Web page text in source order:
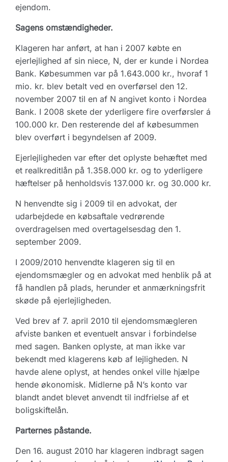
ejendom.
Sagens omstændigheder.
Klageren har anført, at han i 2007 købte en
ejerlejlighed af sin niece, N, der er kunde i Nordea
Bank. Købesummen var på 1.643.000 kr., hvoraf 1
mio. kr. blev betalt ved en overførsel den 12.
november 2007 til en af N angivet konto i Nordea
Bank. I 2008 skete der yderligere fire overførsler á
100.000 kr. Den resterende del af købesummen
blev overført i begyndelsen af 2009.
Ejerlejligheden var efter det oplyste behæftet med
et realkreditlån på 1.358.000 kr. og to yderligere
hæftelser på henholdsvis 137.000 kr. og 30.000 kr.
N henvendte sig i 2009 til en advokat, der
udarbejdede en købsaftale vedrørende
overdragelsen med overtagelsesdag den 1.
september 2009.
I 2009/2010 henvendte klageren sig til en
ejendomsmægler og en advokat med henblik på at
få handlen på plads, herunder et anmærkningsfrit
skøde på ejerlejligheden.
Ved brev af 7. april 2010 til ejendomsmægleren
afviste banken et eventuelt ansvar i forbindelse
med sagen. Banken oplyste, at man ikke var
bekendt med klagerens køb af lejligheden. N
havde alene oplyst, at hendes onkel ville hjælpe
hende økonomisk. Midlerne på N’s konto var
blandt andet blevet anvendt til indfrielse af et
boligskiftelån.
Parternes påstande.
Den 16. august 2010 har klageren indbragt sagen